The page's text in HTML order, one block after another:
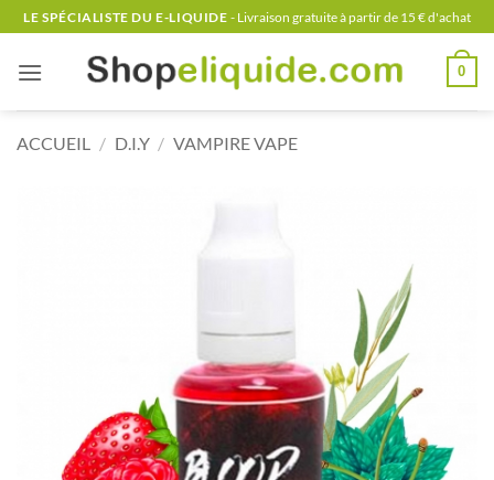
Passer
au
contenu
LE SPÉCIALISTE DU E-LIQUIDE - Livraison gratuite à partir de 15 € d'achat
0
ACCUEIL / D.I.Y / VAMPIRE VAPE